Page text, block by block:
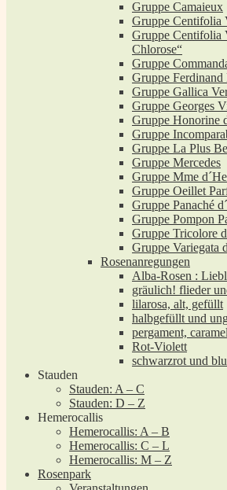
Gruppe Camaieux
Gruppe Centifolia
Gruppe Centifolia
Chlorose“
Gruppe
Gruppe Ferdinand
Gruppe Gallica
Gruppe Georges
Gruppe Honorine
Gruppe
Gruppe La Plus
Gruppe Mercedes
Gruppe Mme
Gruppe Oeillet
Gruppe Panaché
Gruppe Pompon
Gruppe Tricolore
Gruppe Variegata
Rosenanregungen
Alba-Rosen :
gräulich! flieder
lilarosa, alt, gefüllt
halbgefüllt und
pergament,
Rot-Violett
schwarzrot und
Stauden
Stauden: A – C
Stauden: D – Z
Hemerocallis
Hemerocallis: A – B
Hemerocallis: C – L
Hemerocallis: M – Z
Rosenpark